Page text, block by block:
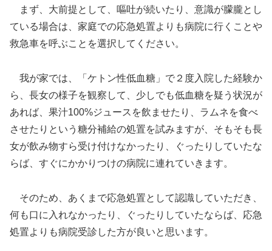
まず、大前提として、嘔吐が続いたり、意識が朦朧とし
ている場合は、家庭での応急処置よりも病院に行くことや
救急車を呼ぶことを選択してください。
我が家では、「ケトン性低血糖」で２度入院した経験か
ら、長女の様子を観察して、少しでも低血糖を疑う状況が
あれば、果汁100%ジュースを飲ませたり、ラムネを食べ
させたりという糖分補給の処置を試みますが、そもそも長
女が飲み物すら受け付けなかったり、ぐったりしていたな
らば、すぐにかかりつけの病院に連れていきます。
そのため、あくまで応急処置として認識していただき、
何も口に入れなかったり、ぐったりしていたならば、応急
処置よりも病院受診した方が良いと思います。